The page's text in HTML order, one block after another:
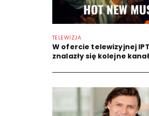
TELEWIZJA
W ofercie telewizyjnej
znalazły się kolejne